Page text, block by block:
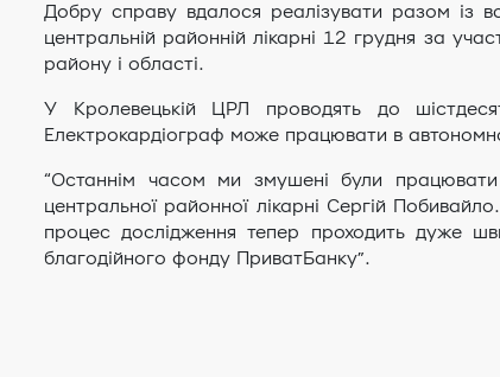
Добру справу вдалося реалізувати разом із
центральній районній лікарні 12 грудня за
району і області.
У Кролевецькій ЦРЛ проводять до
Електрокардіограф може працювати в
“Останнім часом ми змушені були
центральної районної лікарні Сергій
процес дослідження тепер проходить дуже
благодійного фонду ПриватБанку”.